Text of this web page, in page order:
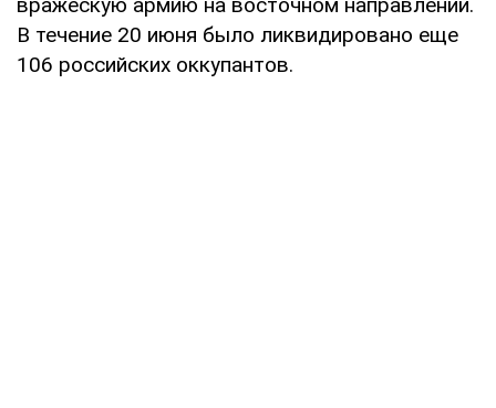
В течение 20 июня было ликвидировано еще
106 российских оккупантов.